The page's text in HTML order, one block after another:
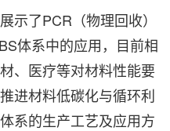
示了PCR（物理回收）
体系中的应用，目前相
、医疗等对材料性能要
进材料低碳化与循环利
系的生产工艺及应用方